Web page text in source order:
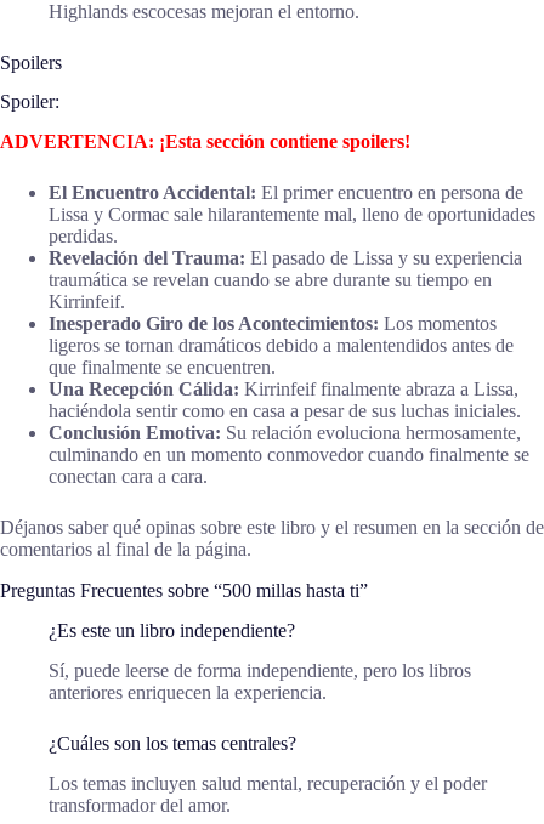
Highlands escocesas mejoran el entorno.
Spoilers
Spoiler:
ADVERTENCIA: ¡Esta sección contiene spoilers!
El Encuentro Accidental: El primer encuentro en persona de
Lissa y Cormac sale hilarantemente mal, lleno de oportunidades
perdidas.
Revelación del Trauma: El pasado de Lissa y su experiencia
traumática se revelan cuando se abre durante su tiempo en
Kirrinfeif.
Inesperado Giro de los Acontecimientos: Los momentos
ligeros se tornan dramáticos debido a malentendidos antes de
que finalmente se encuentren.
Una Recepción Cálida: Kirrinfeif finalmente abraza a Lissa,
haciéndola sentir como en casa a pesar de sus luchas iniciales.
Conclusión Emotiva: Su relación evoluciona hermosamente,
culminando en un momento conmovedor cuando finalmente se
conectan cara a cara.
Déjanos saber qué opinas sobre este libro y el resumen en la sección de
comentarios al final de la página.
Preguntas Frecuentes sobre “500 millas hasta ti”
¿Es este un libro independiente?
Sí, puede leerse de forma independiente, pero los libros
anteriores enriquecen la experiencia.
¿Cuáles son los temas centrales?
Los temas incluyen salud mental, recuperación y el poder
transformador del amor.